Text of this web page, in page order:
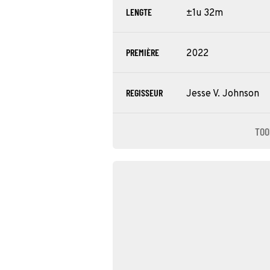
LENGTE ±1u 32m
PREMIÈRE 2022
REGISSEUR Jesse V. Johnson